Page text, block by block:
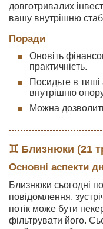
довготривалих
вашу внутрішню
Поради
Оновіть
практичність.
Посидьте в
внутрішню
Можна
♊ Близнюки (21
Основні аспекти
Близнюки сьогодні
повідомлення,
потік може бути
фільтрувати його.